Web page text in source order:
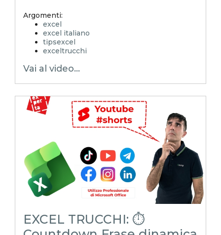
Argomenti:
excel
excel italiano
tipsexcel
exceltrucchi
Xcamp
superexcel
exceltips
microsoft excel
excel_learning
excel_master
youtubeshorts
Vai al video...
EXCEL TRUCCHI: ⏱️